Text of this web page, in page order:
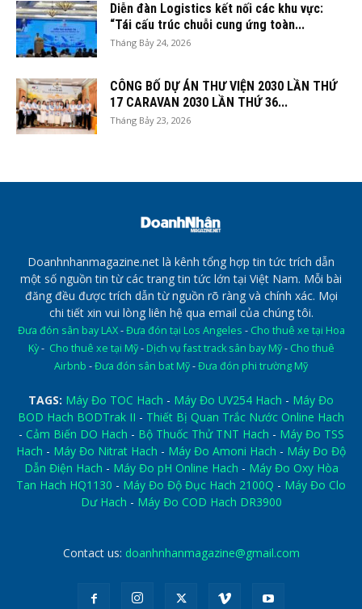
Diễn đàn Logistics kết nối các khu vực:
“Tái cấu trúc chuỗi cung ứng toàn...
Tháng Bảy 24, 2026
CÔNG BỐ DỰ ÁN THƯ VIỆN 2030 LẦN THỨ
17 CARAVAN 2030 LẦN THỨ 36...
Tháng Bảy 23, 2026
Doanhnhanmagazine.net là kênh tổng hợp tin tức trích dẫn
một số nguồn tin từ các trang tin tức lớn tại Việt Nam. Mỗi bài
đăng đều được trích dẫn từ nguồn rõ ràng và chính xác. Mọi
chi tiết xin vui lòng liên hệ qua email của chúng tôi.
Đưa đón sân bay LAX-Đưa đón tại Los Angeles - Cho thuê xe tại Hoa
Kỳ- Cho thuê xe tại Mỹ- Dịch vụ fast track sân bay Mỹ- Cho thuê
Airbnb -Đưa đón sân bat Mỹ-Đưa đón phi trường Mỹ
TAGS: Máy Đo TOC Hach - Máy Đo UV254 Hach - Máy Đo
BOD Hach BODTrak II - Thiết Bị Quan Trắc Nước Online Hach
- Cảm Biến DO Hach - Bộ Thuốc Thử TNT Hach - Máy Đo TSS
Hach - Máy Đo Nitrat Hach - Máy Đo Amoni Hach - Máy Đo Độ
Dẫn Điện Hach - Máy Đo pH Online Hach - Máy Đo Oxy Hòa
Tan Hach HQ1130 - Máy Đo Độ Đục Hach 2100Q - Máy Đo Clo
Dư Hach - Máy Đo COD Hach DR3900
Contact us: doanhnhanmagazine@gmail.com